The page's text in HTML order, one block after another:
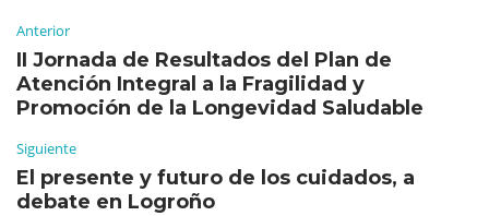
Anterior
II Jornada de Resultados del Plan de
Atención Integral a la Fragilidad y
Promoción de la Longevidad Saludable
Siguiente
El presente y futuro de los cuidados, a
debate en Logroño